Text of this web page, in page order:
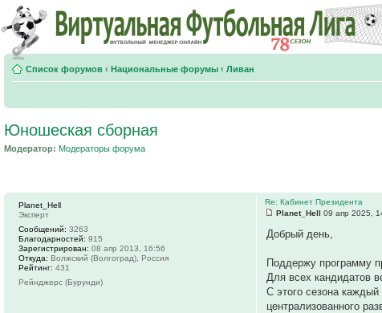
Список форумов ‹ Национальные форумы ‹ Ливан
Юношеская сборная
Модератор: Модераторы форума
Re: Кабинет Президента
Planet_Hell 09 апр 2025,
Добрый день,
Поддержу программу
Для всех кандидатов
С этого сезона
централизованного
Planet_Hell
Эксперт
Сообщений: 3263
Благодарностей: 915
Зарегистрирован: 08 апр 2013, 16:56
Откуда: Волжский (Волгоград), Россия
Рейтинг: 431
Рейнджерс (Бурунди)